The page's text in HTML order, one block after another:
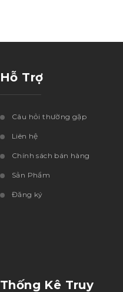
Hỗ Trợ
Câu hỏi thường gặp
Liên hệ
Chính sách bán hàng
Sản Phẩm
Đăng ký
Thống Kê Truy